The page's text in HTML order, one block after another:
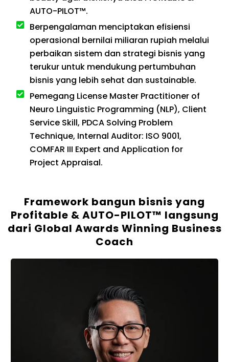
AUTO-PILOT™.
Berpengalaman menciptakan efisiensi
operasional bernilai miliaran rupiah melalui
perbaikan sistem dan strategi bisnis yang
terukur untuk mendukung pertumbuhan
bisnis yang lebih sehat dan sustainable.
Pemegang License Master Practitioner of
Neuro Linguistic Programming (NLP), Client
Service Skill, PDCA Solving Problem
Technique, Internal Auditor: ISO 9001,
COMFAR III Expert and Application for
Project Appraisal.
Framework bangun bisnis yang
Profitable & AUTO-PILOT™ langsung
dari Global Awards Winning Business
Coach